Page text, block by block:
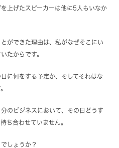
上げたスピーカーは他に5人もいなか
ができた理由は、私がなぜそこにい
たからです。
に何をする予定か、そしてそれはな
のビジネスにおいて、その日どうす
ち合わせていません。
しょうか？